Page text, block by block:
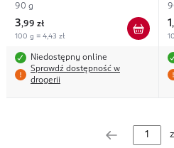
90 g
3,99 zł
100 g = 4,43 zł
Niedostępny online
Sprawdź dostępność w
drogerii
1 ,
z